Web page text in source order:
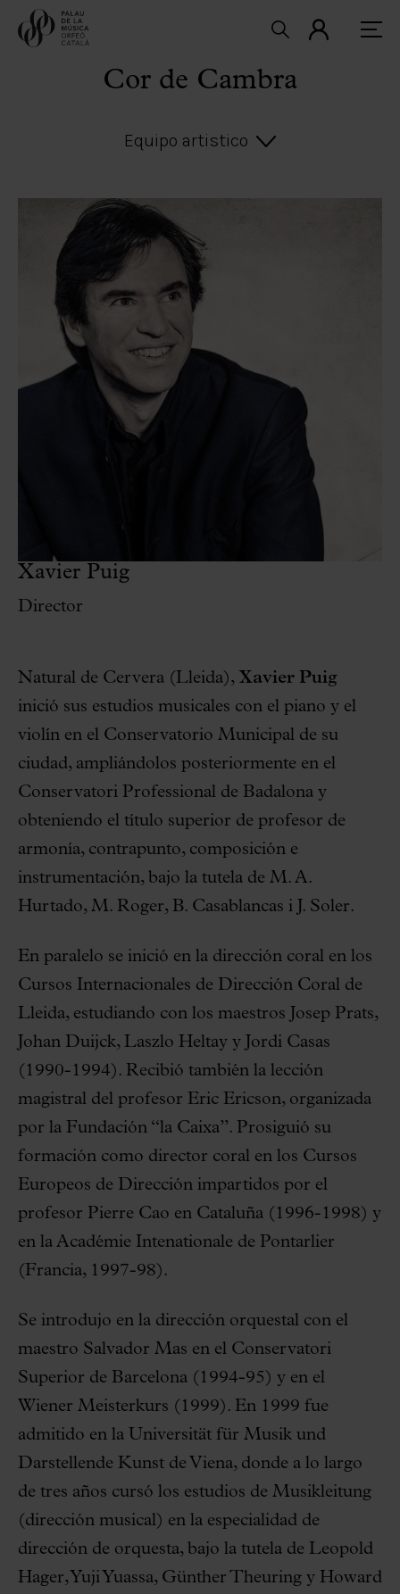
Cor de Cambra
Equipo artistico
Xavier Puig
Director
Natural de Cervera (Lleida), Xavier Puig
inició sus estudios musicales con el piano y el
violín en el Conservatorio Municipal de su
ciudad, ampliándolos posteriormente en el
Conservatori Professional de Badalona y
obteniendo el título superior de profesor de
armonía, contrapunto, composición e
instrumentación, bajo la tutela de M. A.
Hurtado, M. Roger, B. Casablancas i J. Soler.
En paralelo se inició en la dirección coral en los
Cursos Internacionales de Dirección Coral de
Lleida, estudiando con los maestros Josep Prats,
Johan Duijck, Laszlo Heltay y Jordi Casas
(1990-1994). Recibió también la lección
magistral del profesor Eric Ericson, organizada
por la Fundación “la Caixa”. Prosiguió su
formación como director coral en los Cursos
Europeos de Dirección impartidos por el
profesor Pierre Cao en Cataluña (1996-1998) y
en la Académie Intenationale de Pontarlier
(Francia, 1997-98).
Se introdujo en la dirección orquestal con el
maestro Salvador Mas en el Conservatori
Superior de Barcelona (1994-95) y en el
Wiener Meisterkurs (1999). En 1999 fue
admitido en la Universität für Musik und
Darstellende Kunst de Viena, donde a lo largo
de tres años cursó los estudios de Musikleitung
(dirección musical) en la especialidad de
dirección de orquesta, bajo la tutela de Leopold
Hager, Yuji Yuassa, Günther Theuring y Howard